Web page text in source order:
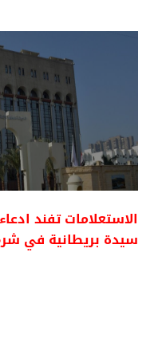
الاستعلامات تفند
سيدة بريطانية في